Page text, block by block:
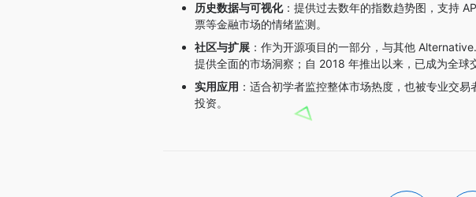
历史数据与可视化：提供过去数年的指数趋势图，支持
票等金融市场的情绪监测。
社区与扩展 ：作为开源项目的一部分，与其他
提供全面的市场洞察；自 2018 年推出以来，已成为全球
实用应用 ：适合初学者监控整体市场热度，也被专业交
投资。